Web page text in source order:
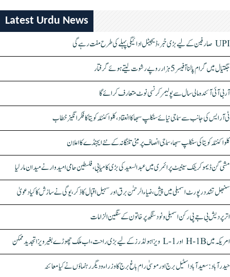
Latest Urdu News
UPI صارفین کے لیے بڑی خبر، ڈیجیٹل ادائیگی پہلے کی طرح مفت رہے گی
جگتیال میں گرام پالنا آفیسر 5 ہزار روپے رشوت لیتے ہوئے گرفتار
آر بی آئی آئندہ مالی سال سے پولیمر کرنسی نوٹ متعارف کرائے گا
ٹی آر ایس کی جانب سے سماجی نیائے سنکلپ سبھا کا انعقاد، کلواکنٹلہ کویتا کا فکر انگیز خطاب
کلواکنٹلہ کویتا کی سنکلپ سبھا، سماجی انصاف پر مبنی تلنگانہ کے نئے ایجنڈے کا اعلان
مشی گن ڈیموکریٹک سینیٹ پرائمری میں عبدالسعید کی بڑی کامیابی، فلسطین حامی امیدوار نے میدان مار لیا
سنبھل تشدد رپورٹ اسمبلی میں پیش، ضیاء الرحمٰن برق اور سہیل اقبال کا ذکر، یوگی نے سازش کا کیا دعویٰ
اتر پردیش بی جے پی رکن اسمبلی ونود سنگھ پر خاتون کے سنگین الزامات
امریکہ میں H-1B اور L-1 ویزا ہولڈرز کے لیے بڑی راحت، اب ملک چھوڑے بغیر ویزا تجدید ممکن
حیدرآباد: سعیدآباد اسٹیل برج اور موسیٰ رام باغ برج کا وزراء و دیگر رہنماؤں نے کیا معائنہ